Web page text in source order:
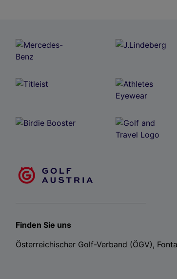
Finden Sie uns
Österreichischer Golf-Verband (ÖGV),